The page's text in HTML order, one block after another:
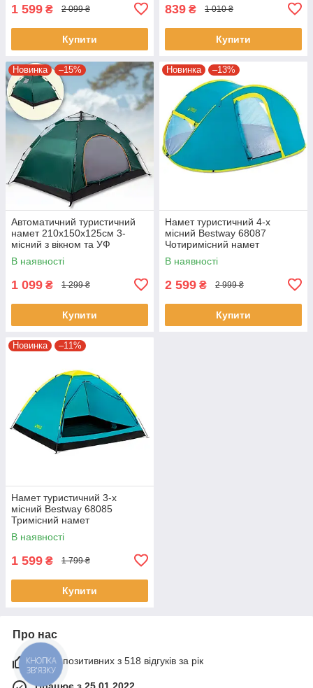
1 599 ₴ 2 099 ₴
Купити
839 ₴ 1 010 ₴
Купити
Новинка –15%
Автоматичний туристичний
намет 210х150х125см 3-
місний з вікном та УФ
захистом MM-3005
В наявності
1 099 ₴ 1 299 ₴
Купити
Новинка –13%
Намет туристичний 4-х
місний Bestway 68087
Чотиримісний намет
240х210х100 см
В наявності
2 599 ₴ 2 999 ₴
Купити
Новинка –11%
Намет туристичний 3-х
місний Bestway 68085
Тримісний намет
210х210х130 см
В наявності
1 599 ₴ 1 799 ₴
Купити
Про нас
100% позитивних з 518 відгуків за рік
Працює з 25.01.2022
КНОПКА
ЗВ'ЯЗКУ